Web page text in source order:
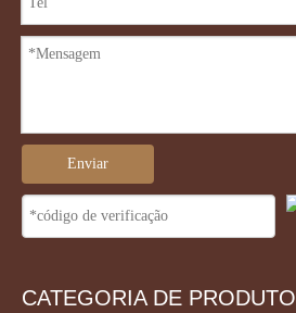
Enviar
CATEGORIA DE PRODUTO